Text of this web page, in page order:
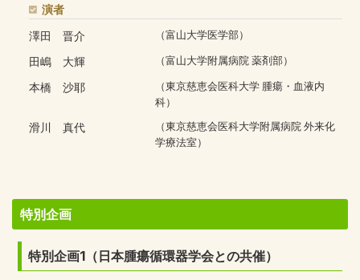
演者
澤田 晋介
（富山大学医学部）
田嶋 大輝 （富山大学附属病院 薬剤部）
本橋 沙耶
（東京慈恵会医科大学 腫瘍・血液内
科）
滑川 真代
（東京慈恵会医科大学附属病院 外来化
学療法室）
特別企画
特別企画1（日本腫瘍循環器学会との共催）